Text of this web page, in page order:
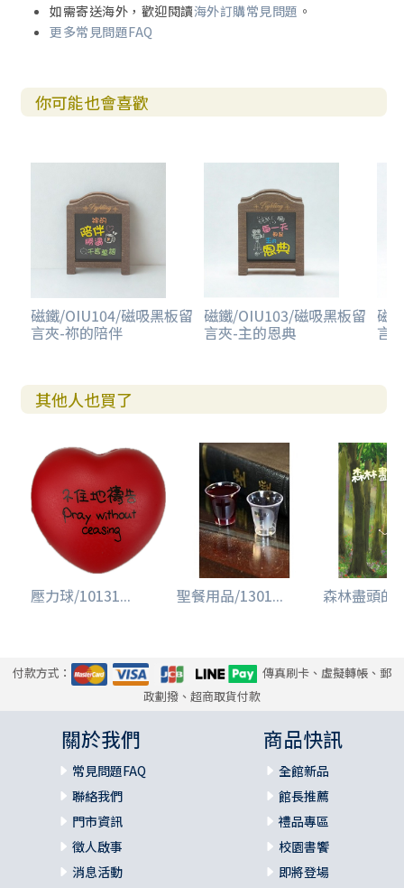
如需寄送海外，歡迎閱讀海外訂購常見問題 。
更多常見問題FAQ
你可能也會喜歡
磁鐵/OIU104/磁吸黑板留
言夾-祢的陪伴
磁鐵/OIU103/磁吸黑板留
言夾-主的恩典
磁
言
其他人也買了
壓力球/10131... 聖餐用品/1301... 森林盡頭的
付款方式：
傳真刷卡、虛擬轉帳、郵
政劃撥、超商取貨付款
關於我們
常見問題FAQ
聯絡我們
門市資訊
徵人啟事
消息活動
商品快訊
全館新品
館長推薦
禮品專區
校園書饗
即將登場